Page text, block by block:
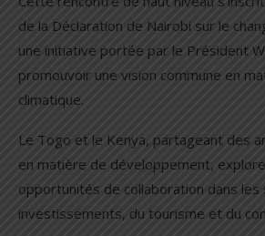
de la Déclaration de Nairobi sur le
une initiative portée par le Président
promouvoir une vision commune en
climatique.
Le Togo et le Kenya, partageant des
en matière de développement,
opportunités de collaboration dans les
investissements, du tourisme et du